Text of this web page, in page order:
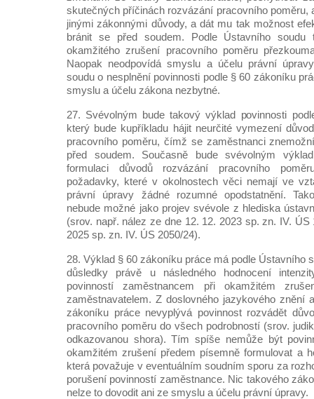
skutečných příčinách rozvázání pracovního poměru,
jinými zákonnými důvody, a dát mu tak možnost
bránit se před soudem. Podle Ústavního
okamžitého zrušení pracovního poměru
Naopak neodpovídá smyslu a účelu právní
soudu o nesplnění povinnosti podle § 60 zákoníku
smyslu a účelu zákona nezbytné.
27. Svévolným bude takový výklad povinnosti
který bude kupříkladu hájit neurčité vymezení
pracovního poměru, čímž se zaměstnanci
před soudem. Současně bude svévolným
formulaci důvodů rozvázání pracovního
požadavky, které v okolnostech věci nemají ve
právní úpravy žádné rozumné opodstatnění.
nebude možné jako projev svévole z hlediska
(srov. např. nález ze dne 12. 12. 2023 sp. zn. IV.
2025 sp. zn. IV. ÚS 2050/24).
28. Výklad § 60 zákoníku práce má podle Ústavního
důsledky právě u následného hodnocení
povinností zaměstnancem při okamžitém
zaměstnavatelem. Z doslovného jazykového znění
zákoníku práce nevyplývá povinnost rozvádět
pracovního poměru do všech podrobností (srov.
odkazovanou shora). Tím spíše nemůže být
okamžitém zrušení předem písemně formulovat a
která považuje v eventuálním soudním sporu za
porušení povinností zaměstnance. Nic takového
nelze to dovodit ani ze smyslu a účelu právní úpravy.